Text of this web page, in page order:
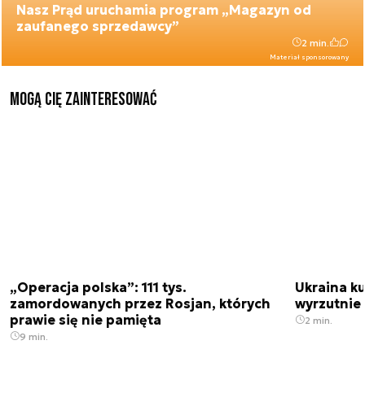
Nasz Prąd uruchamia program „Magazyn od
zaufanego sprzedawcy”
Materiał sponsorowany
2 min.
Mogą Cię zainteresować
„Operacja polska”: 111 tys.
zamordowanych przez Rosjan, których
prawie się nie pamięta
9 min.
Ukraina
wyrzutnie
2 min.